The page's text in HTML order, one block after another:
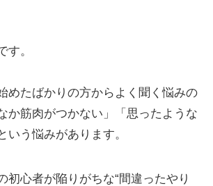
す。
めたばかりの方からよく聞く悩みの
か筋肉がつかない」「思ったような
いう悩みがあります。
初心者が陥りがちな“間違ったやり